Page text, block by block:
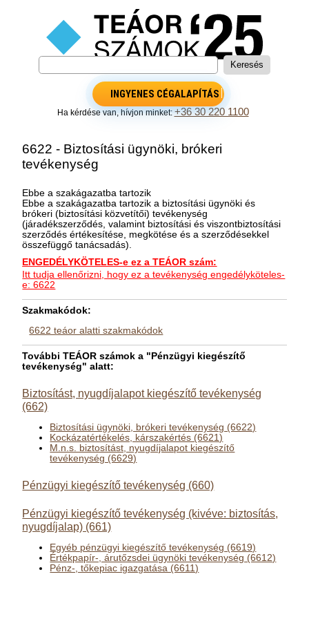
INGYENES CÉGALAPÍTÁS
Ha kérdése van, hívjon minket:+36 30 220 1100
6622 - Biztosítási ügynöki, brókeri
tevékenység
Ebbe a szakágazatba tartozik
Ebbe a szakágazatba tartozik a biztosítási ügynöki és
brókeri (biztosítási közvetítői) tevékenység
(járadékszerződés, valamint biztosítási és viszontbiztosítási
szerződés értékesítése, megkötése és a szerződésekkel
összefüggő tanácsadás).
ENGEDÉLYKÖTELES-e ez a TEÁOR szám:
Itt tudja ellenőrizni, hogy ez a tevékenység engedélyköteles-
e: 6622
Szakmakódok:
6622 teáor alatti szakmakódok
További TEÁOR számok a "Pénzügyi kiegészítő
tevékenység" alatt:
Biztosítást, nyugdíjalapot kiegészítő tevékenység
(662)
Biztosítási ügynöki, brókeri tevékenység (6622)
Kockázatértékelés, kárszakértés (6621)
M.n.s. biztosítást, nyugdíjalapot kiegészítő
tevékenység (6629)
Pénzügyi kiegészítő tevékenység (660)
Pénzügyi kiegészítő tevékenység (kivéve: biztosítás,
nyugdíjalap) (661)
Egyéb pénzügyi kiegészítő tevékenység (6619)
Értékpapír-, árutőzsdei ügynöki tevékenység (6612)
Pénz-, tőkepiac igazgatása (6611)